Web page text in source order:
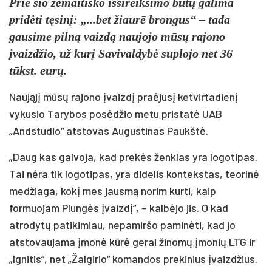
pridėti tęsinį: „...bet žiaurē brongus“ – tada
gausime pilną vaizdą naujojo mūsų rajono
įvaizdžio, už kurį Savivaldybė suplojo net 36
tūkst. eurų.
Naująjį mūsų rajono įvaizdį praėjusį ketvirtadienį
vykusio Tarybos posėdžio metu pristatė UAB
„Andstudio“ atstovas Augustinas Paukštė.
„Daug kas galvoja, kad prekės ženklas yra logotipas.
Tai nėra tik logotipas, yra didelis kontekstas, teorinė
medžiaga, kokį mes jausmą norim kurti, kaip
formuojam Plungės įvaizdį“, – kalbėjo jis. O kad
atrodytų patikimiau, nepamiršo paminėti, kad jo
atstovaujama įmonė kūrė gerai žinomų įmonių LTG ir
„Ignitis“, net „Žalgirio“ komandos prekinius įvaizdžius.